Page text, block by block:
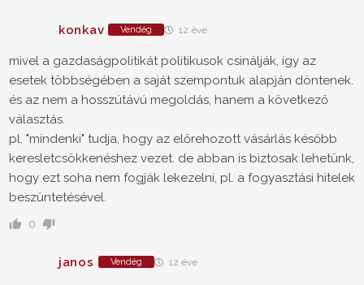
konkav Vendég 12 éve
mivel a gazdaságpolitikát politikusok csinálják, így az
esetek többségében a saját szempontuk alapján döntenek.
és az nem a hosszútávú megoldás, hanem a következő
választás.
pl. "mindenki" tudja, hogy az előrehozott vásárlás később
keresletcsökkenéshez vezet. de abban is biztosak lehetünk,
hogy ezt soha nem fogják lekezelni, pl. a fogyasztási hitelek
beszüntetésével.
0
janos Vendég 12 éve